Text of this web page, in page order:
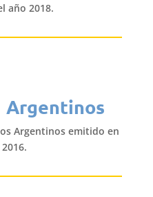
año 2018.
Argentinos emitido en